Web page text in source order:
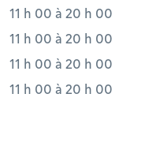
11 h 00 à 20 h 00
11 h 00 à 20 h 00
11 h 00 à 20 h 00
11 h 00 à 20 h 00